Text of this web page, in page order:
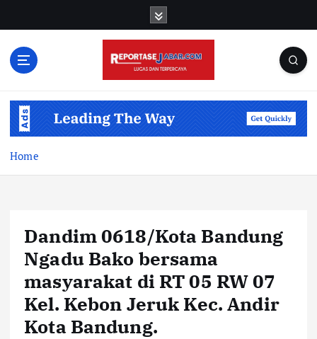
Home
Dandim 0618/Kota Bandung
Ngadu Bako bersama
masyarakat di RT 05 RW 07
Kel. Kebon Jeruk Kec. Andir
Kota Bandung.